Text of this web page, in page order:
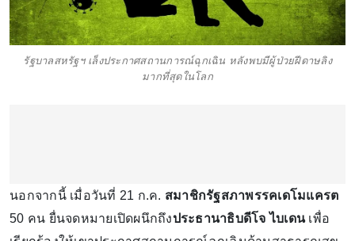
รัฐบาลสหรัฐฯ เล็งประกาศสถานการณ์ฉุกเฉิน หลังพบมีผู้ป่วยฝีดาษลิง
มากที่สุดในโลก
นอกจากนี้ เมื่อวันที่ 21 ก.ค. สมาชิกรัฐสภาพรรคเดโมแครต
50 คน ยื่นจดหมายเปิดผนึกถึงประธานาธิบดีโจ ไบเดนเพื่อ